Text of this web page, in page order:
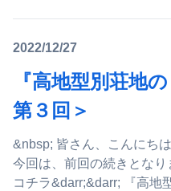
2022/12/27
『高地型別荘地
第３回＞
&nbsp; 皆さん、こんにちは！ 東京第一支部の牧野です。
今回は、前回の続きとなります。 前回の第1回
コチラ&darr;&darr; 『高地型別荘地のリフォーム事情』＜